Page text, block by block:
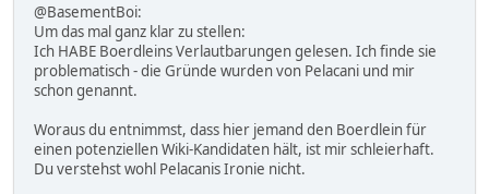
@BasementBoi:
Um das mal ganz klar zu stellen:
Ich HABE Boerdleins Verlautbarungen gelesen. Ich finde sie
problematisch - die Gründe wurden von Pelacani und mir
schon genannt.
Woraus du entnimmst, dass hier jemand den Boerdlein für
einen potenziellen Wiki-Kandidaten hält, ist mir schleierhaft.
Du verstehst wohl Pelacanis Ironie nicht.